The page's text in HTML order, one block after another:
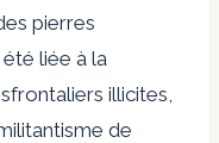
pierres
liée à la
illicites,
de